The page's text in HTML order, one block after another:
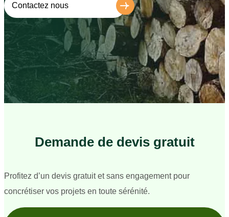
Contactez nous
Demande de devis gratuit
Profitez d’un devis gratuit et sans engagement pour
concrétiser vos projets en toute sérénité.